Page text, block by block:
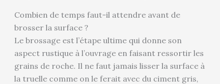
Combien de temps faut-il attendre avant de
brosser la surface ?
Le brossage est l’étape ultime qui donne son
aspect rustique à l’ouvrage en faisant ressortir les
grains de roche. Il ne faut jamais lisser la surface à
la truelle comme on le ferait avec du ciment gris,